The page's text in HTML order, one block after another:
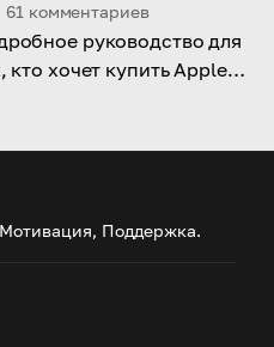
61 комментариев
руководство для
кто хочет купить Apple
Поддержка.